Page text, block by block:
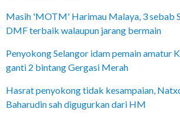
Masih 'MOTM' Harimau Malaya, 3 sebab
DMF terbaik walaupun jarang bermain
Penyokong Selangor idam pemain amatur
ganti 2 bintang Gergasi Merah
Hasrat penyokong tidak kesampaian,
Baharudin sah digugurkan dari HM